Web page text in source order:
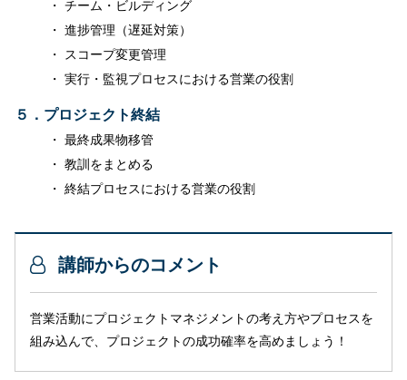
チーム・ビルディング
進捗管理（遅延対策）
スコープ変更管理
実行・監視プロセスにおける営業の役割
５．プロジェクト終結
最終成果物移管
教訓をまとめる
終結プロセスにおける営業の役割
講師からのコメント
営業活動にプロジェクトマネジメントの考え方やプロセスを
組み込んで、プロジェクトの成功確率を高めましょう！